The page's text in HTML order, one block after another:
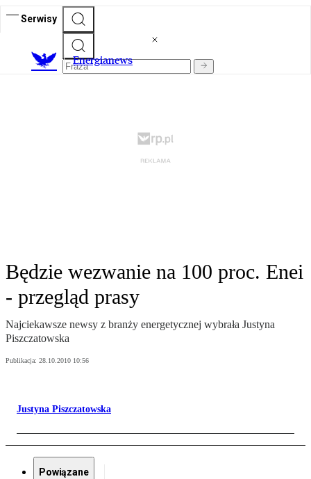
Serwisy
Energianews
Będzie wezwanie na 100 proc. Enei
- przegląd prasy
Najciekawsze newsy z branży energetycznej wybrała Justyna
Piszczatowska
Publikacja: 28.10.2010 10:56
Justyna Piszczatowska
Powiązane